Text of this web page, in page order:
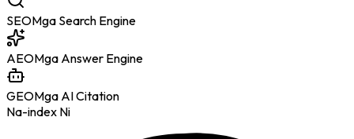
SEOMga Search Engine
AEOMga Answer Engine
GEOMga AI Citation
Na-index Ni